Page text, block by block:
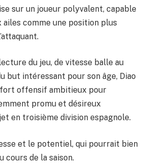
sur un joueur polyvalent, capable
ailes comme une position plus
du jeu, de vitesse balle au
but intéressant pour son âge, Diao
offensif ambitieux pour
promu et désireux
en troisième division espagnole.
et le potentiel, qui pourrait bien
cours de la saison.